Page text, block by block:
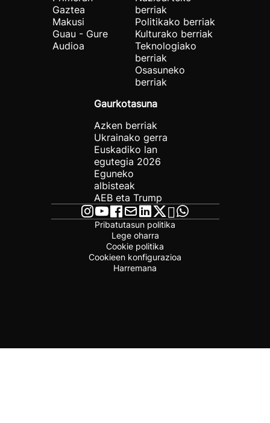
Gaztea
Makusi
Guau - Gure
Audioa
berriak
Politikako berriak
Kulturako berriak
Teknologiako
berriak
Osasuneko
berriak
Gaurkotasuna
Azken berriak
Ukrainako gerra
Euskadiko lan
egutegia 2026
Eguneko
albisteak
AEB eta Trump
Pribatutasun politika
Lege oharra
Cookie politika
Cookieen konfigurazioa
Harremana